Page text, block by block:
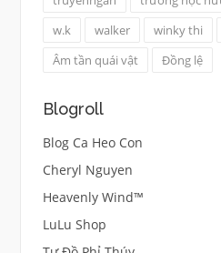
w.k
walker winky thi
Âm tần quái vật
Đồng lệ
Blogroll
Blog Ca Heo Con
Cheryl Nguyen
Heavenly Wind™
LuLu Shop